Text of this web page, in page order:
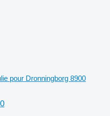
pour Dronningborg 8900